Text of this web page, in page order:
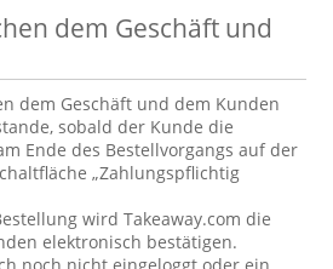
dem Geschäft und
dem Geschäft und dem Kunden
sobald der Kunde die
Ende des Bestellvorgangs auf der
„Zahlungspflichtig
wird Takeaway.com die
elektronisch bestätigen.